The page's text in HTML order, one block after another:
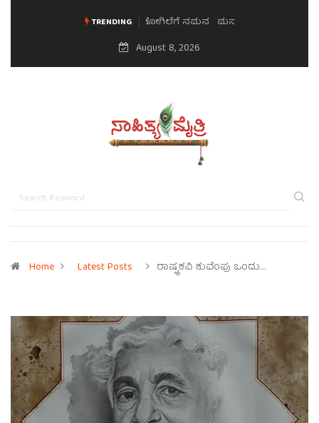
TRENDING ಮನಸಿನ ಸವಿಭಾವ
August 8, 2026
Home Latest Posts ರಾಷ್ಟ್ರಕವಿ ಕುವೆಂಪು ಒಂದು…